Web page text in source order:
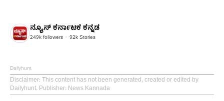
ನ್ಯೂಸ್ ಕರ್ನಾಟಕ ಕನ್ನಡ
249k followers 92k Stories
Dailyhunt
Disclaimer: This content has not been generated, created or edited by
Dailyhunt. Publisher: News Kannada